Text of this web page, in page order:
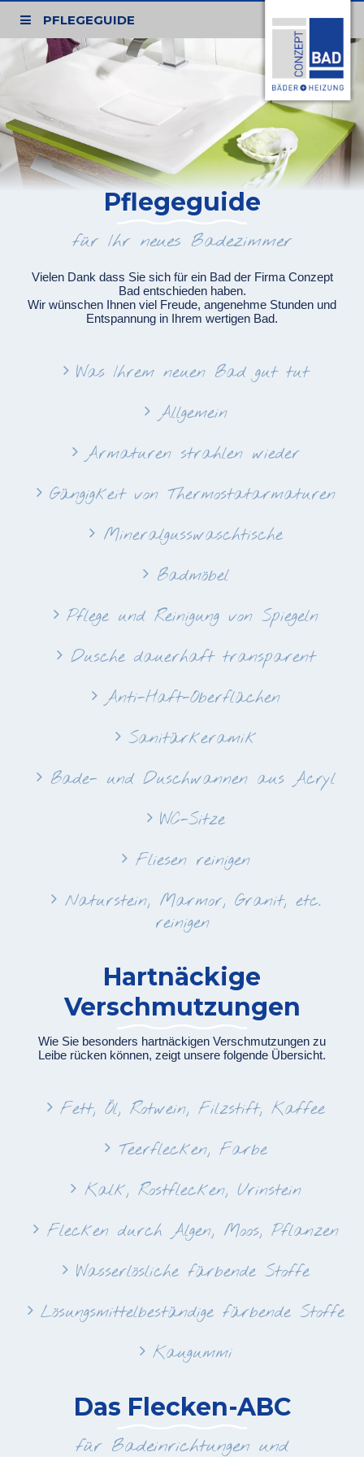
PFLEGEGUIDE
Pflegeguide
für Ihr neues Badezimmer
Vielen Dank dass Sie sich für ein Bad der Firma Conzept
Bad entschieden haben.
Wir wünschen Ihnen viel Freude, angenehme Stunden und
Entspannung in Ihrem wertigen Bad.
Was Ihrem neuen Bad gut tut
Allgemein
Armaturen strahlen wieder
Gängigkeit von Thermostatarmaturen
Mineralgusswaschtische
Badmöbel
Pflege und Reinigung von Spiegeln
Dusche dauerhaft transparent
Anti-Haft-Oberflächen
Sanitärkeramik
Bade- und Duschwannen aus Acryl
WC-Sitze
Fliesen reinigen
Naturstein, Marmor, Granit, etc.
reinigen
Hartnäckige
Verschmutzungen
Wie Sie besonders hartnäckigen Verschmutzungen zu
Leibe rücken können, zeigt unsere folgende Übersicht.
Fett, Öl, Rotwein, Filzstift, Kaffee
Teerflecken, Farbe
Kalk, Rostflecken, Urinstein
Flecken durch Algen, Moos, Pflanzen
Wasserlösliche färbende Stoffe
Lösungsmittelbeständige färbende Stoffe
Kaugummi
Das Flecken-ABC
für Badeinrichtungen und